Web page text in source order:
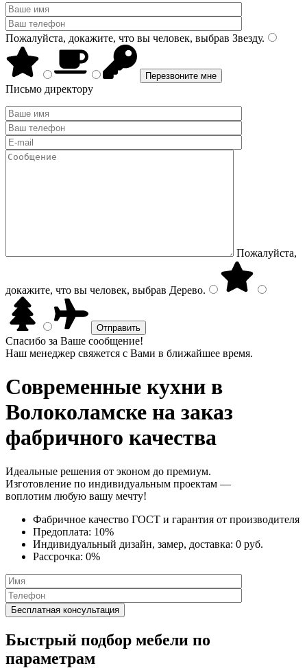
Пожалуйста, докажите, что вы человек, выбрав Звезду.
Письмо директору
Пожалуйста,
докажите, что вы человек, выбрав Дерево.
Спасибо за Ваше сообщение!
Наш менеджер свяжется с Вами в ближайшее время.
Современные кухни в
Волоколамске на заказ
фабричного качества
Идеальные решения от эконом до премиум.
Изготовление по индивидуальным проектам —
воплотим любую вашу мечту!
Фабричное качество ГОСТ и гарантия от производителя
Предоплата: 10%
Индивидуальный дизайн, замер, доставка: 0 руб.
Рассрочка: 0%
Быстрый подбор мебели по
параметрам